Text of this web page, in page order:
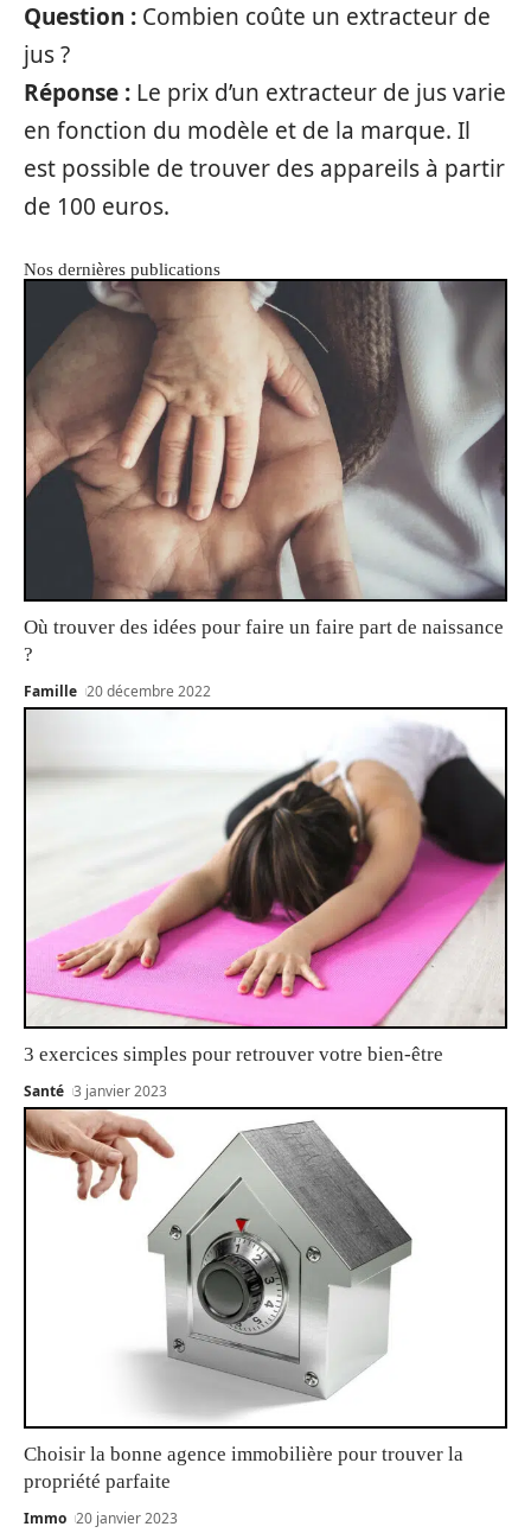
Question : Combien coûte un extracteur de
jus ?
Réponse : Le prix d’un extracteur de jus varie
en fonction du modèle et de la marque. Il
est possible de trouver des appareils à partir
de 100 euros.
Nos dernières publications
Où trouver des idées pour faire un faire part de naissance
?
Famille 20 décembre 2022
3 exercices simples pour retrouver votre bien-être
Santé 3 janvier 2023
Choisir la bonne agence immobilière pour trouver la
propriété parfaite
Immo 20 janvier 2023